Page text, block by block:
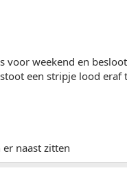
voor weekend en
een stripje lood eraf
naast zitten